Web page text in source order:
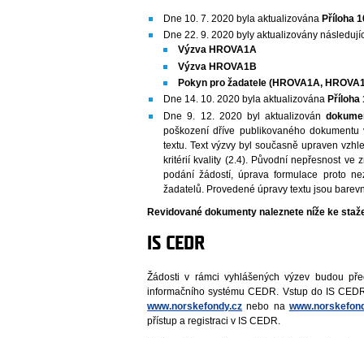
Dne 10. 7. 2020 byla aktualizovánaPříloha
Dne 22. 9. 2020 byly aktualizovány
Výzva HROVA1A
Výzva HROVA1B
Pokyn pro žadatele (HROVA1A,
Dne 14. 10. 2020 byla aktualizována Příloha
Dne 9. 12. 2020 byl aktualizován
poškození dříve publikovaného
textu. Text výzvy byl současně upraven
kritérií kvality (2.4). Původní nepřesnost ve
podání žádostí, úprava formulace proto
žadatelů. Provedené úpravy textu jsou
Revidované dokumenty naleznete níže ke
IS CEDR
Žádosti v rámci vyhlášených výzev budou
informačního systému CEDR. Vstup do IS
www.norskefondy.cz nebo na
přístup a registraci v IS CEDR.